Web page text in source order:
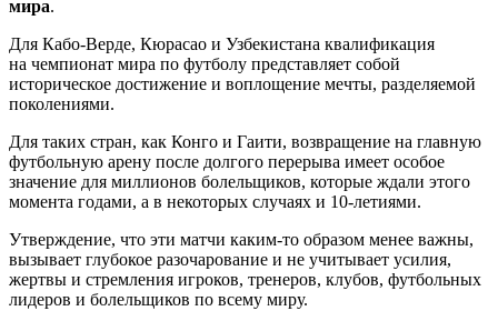
мира.
Для Кабо-Верде, Кюрасао и Узбекистана квалификация
на чемпионат мира по футболу представляет собой
историческое достижение и воплощение мечты, разделяемой
поколениями.
Для таких стран, как Конго и Гаити, возвращение на главную
футбольную арену после долгого перерыва имеет особое
значение для миллионов болельщиков, которые ждали этого
момента годами, а в некоторых случаях и 10-летиями.
Утверждение, что эти матчи каким-то образом менее важны,
вызывает глубокое разочарование и не учитывает усилия,
жертвы и стремления игроков, тренеров, клубов, футбольных
лидеров и болельщиков по всему миру.